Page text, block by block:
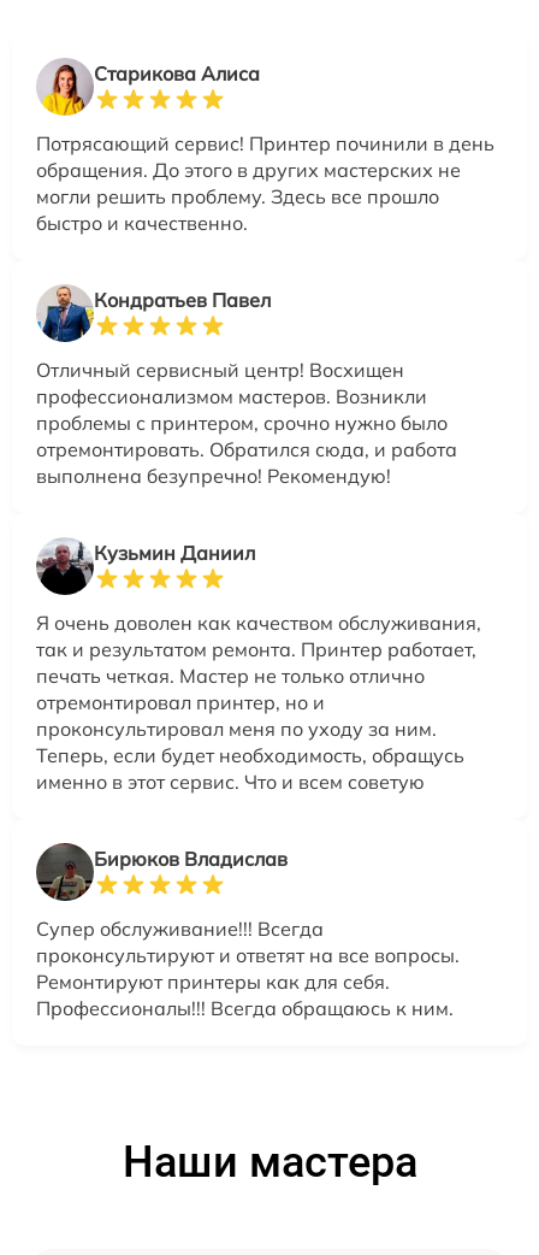
Старикова Алиса
Потрясающий сервис! Принтер починили в день
обращения. До этого в других мастерских не
могли решить проблему. Здесь все прошло
быстро и качественно.
Кондратьев Павел
Отличный сервисный центр! Восхищен
профессионализмом мастеров. Возникли
проблемы с принтером, срочно нужно было
отремонтировать. Обратился сюда, и работа
выполнена безупречно! Рекомендую!
Кузьмин Даниил
Я очень доволен как качеством обслуживания,
так и результатом ремонта. Принтер работает,
печать четкая. Мастер не только отлично
отремонтировал принтер, но и
проконсультировал меня по уходу за ним.
Теперь, если будет необходимость, обращусь
именно в этот сервис. Что и всем советую
Бирюков Владислав
Супер обслуживание!!! Всегда
проконсультируют и ответят на все вопросы.
Ремонтируют принтеры как для себя.
Профессионалы!!! Всегда обращаюсь к ним.
Наши мастера